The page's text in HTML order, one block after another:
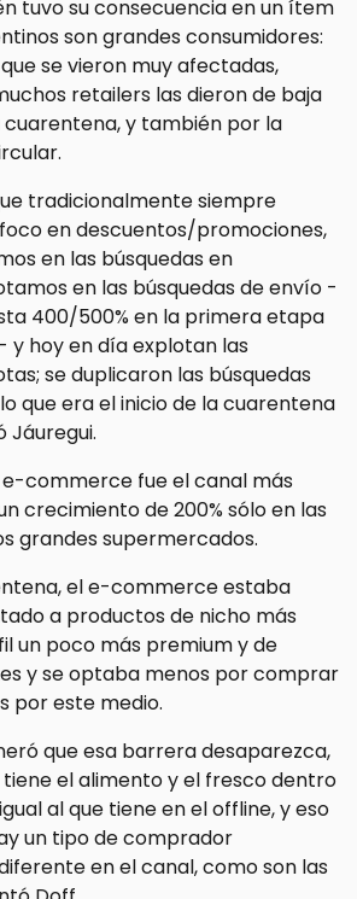
tuvo su consecuencia en un ítem
son grandes consumidores:
se vieron muy afectadas,
retailers las dieron de baja
cuarentena, y también por la
tradicionalmente siempre
en descuentos/promociones,
en las búsquedas en
en las búsquedas de envío -
400/500% en la primera etapa
y hoy en día explotan las
se duplicaron las búsquedas
que era el inicio de la cuarentena
Jáuregui.
commerce fue el canal más
crecimiento de 200% sólo en las
grandes supermercados.
el e-commerce estaba
a productos de nicho más
un poco más premium y de
y se optaba menos por comprar
por este medio.
que esa barrera desaparezca,
tiene el alimento y el fresco dentro
al que tiene en el offline, y eso
un tipo de comprador
en el canal, como son las